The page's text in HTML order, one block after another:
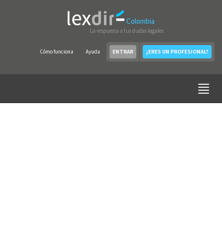
Colombia
La respuesta a tus dudas legales
Cómo funciona Ayuda ENTRAR ¿ERES UN PROFESIONAL?